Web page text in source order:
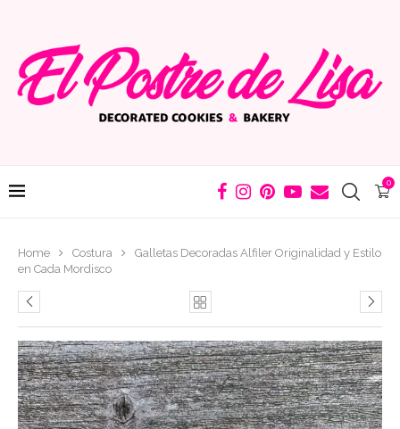
0
Home Costura
Galletas Decoradas Alfiler Originalidad y Estilo
en Cada Mordisco